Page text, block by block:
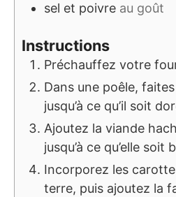
sel et poivre au goût
Instructions
Préchauffez votre
Dans une poêle,
jusqu’à ce qu’il soit
Ajoutez la viande
jusqu’à ce qu’elle soit
Incorporez les
terre, puis ajoutez la